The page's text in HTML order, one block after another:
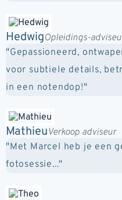
HedwigOpleidings-
"Gepassioneerd,
voor subtiele details,
in een notendop!"
MathieuVerkoop adviseur
"Met Marcel heb je een
fotosessie..."